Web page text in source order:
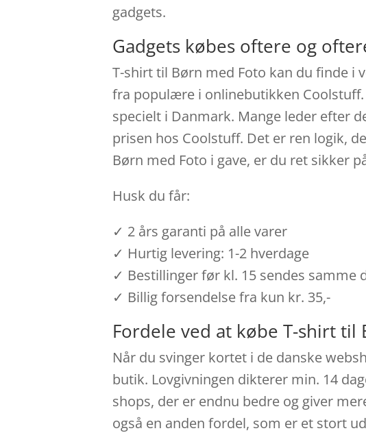
gadgets.
Gadgets købes oftere og
T-shirt til Børn med Foto kan du finde i
fra populære i onlinebutikken
specielt i Danmark. Mange leder efter
prisen hos Coolstuff. Det er ren logik,
Børn med Foto i gave, er du ret sikker
Husk du får:
✓ 2 års garanti på alle varer
✓ Hurtig levering: 1-2 hverdage
✓ Bestillinger før kl. 15 sendes samme
✓ Billig forsendelse fra kun kr. 35,-
Fordele ved at købe T-shirt
Når du svinger kortet i de danske
butik. Lovgivningen dikterer min. 14
shops, der er endnu bedre og giver
også en anden fordel, som er et stort